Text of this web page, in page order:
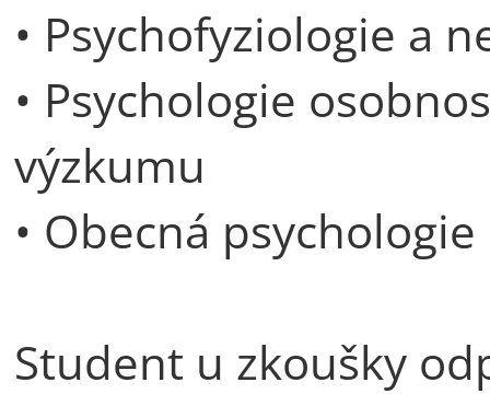
• Psychofyziologie a
• Psychologie
výzkumu
• Obecná psychologie
Student u zkoušky